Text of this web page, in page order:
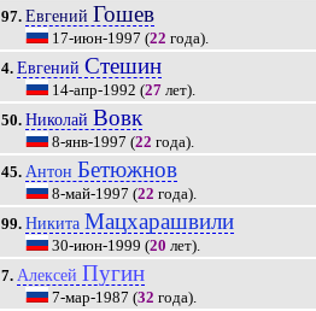
97. Евгений Гошев
17-июн-1997 (22 года).
4. Евгений Стешин
14-апр-1992 (27лет).
50. Николай Вовк
8-янв-1997 (22 года).
45. Антон Бетюжнов
8-май-1997 (22 года).
99. Никита Мацхарашвили
30-июн-1999 (20 лет).
7. Алексей Пугин
7-мар-1987 (32 года).